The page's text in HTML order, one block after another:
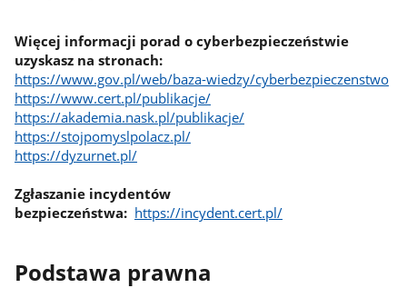
Więcej informacji porad o cyberbezpieczeństwie
uzyskasz na stronach:
https://www.gov.pl/web/baza-wiedzy/cyberbezpieczenstwo
https://www.cert.pl/publikacje/
https://akademia.nask.pl/publikacje/
https://stojpomyslpolacz.pl/
https://dyzurnet.pl/
Zgłaszanie incydentów
bezpieczeństwa: https://incydent.cert.pl/
Podstawa prawna